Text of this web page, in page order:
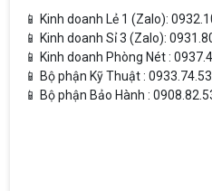
📱 Kinh doanh Lẻ 1 (Zalo):
📱 Kinh doanh Sỉ 3 (Zalo):
📱 Kinh doanh Phòng Nét :
📱 Bộ phận Kỹ Thuật :
📱 Bộ phận Bảo Hành :